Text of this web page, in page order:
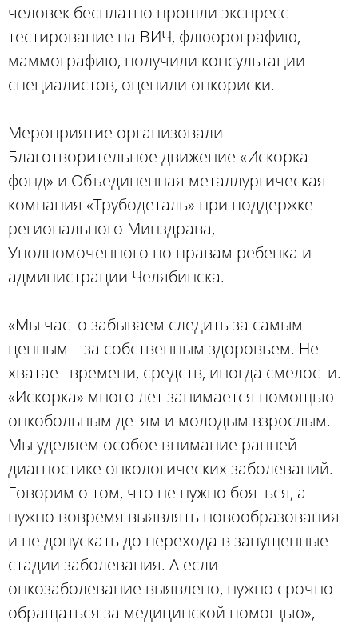
человек бесплатно прошли экспресс-
тестирование на ВИЧ, флюорографию,
маммографию, получили консультации
специалистов, оценили онкориски.
Мероприятие организовали
Благотворительное движение «Искорка
фонд» и Объединенная металлургическая
компания «Трубодеталь» при поддержке
регионального Минздрава,
Уполномоченного по правам ребенка и
администрации Челябинска.
«Мы часто забываем следить за самым
ценным – за собственным здоровьем. Не
хватает времени, средств, иногда смелости.
«Искорка» много лет занимается помощью
онкобольным детям и молодым взрослым.
Мы уделяем особое внимание ранней
диагностике онкологических заболеваний.
Говорим о том, что не нужно бояться, а
нужно вовремя выявлять новообразования
и не допускать до перехода в запущенные
стадии заболевания. А если
онкозаболевание выявлено, нужно срочно
обращаться за медицинской помощью», –